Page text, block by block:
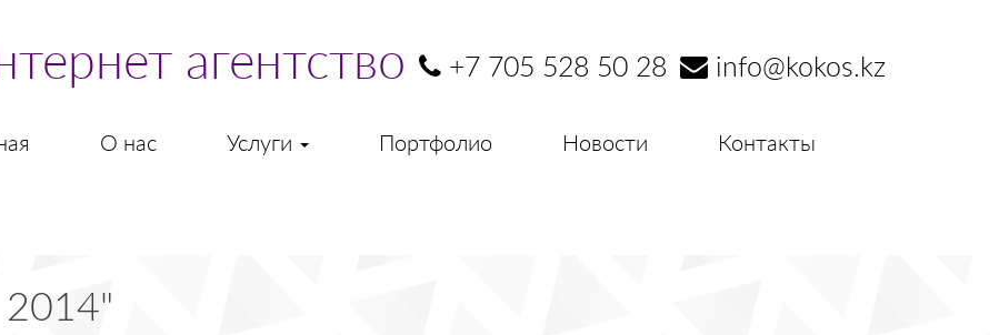
агентство +7 705 528 50 28 info@kokos.kz
О нас Услуги Портфолио Новости Контакты
2014"